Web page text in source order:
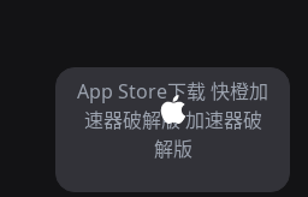
App Store下载 快橙加
速器破解版 加速器破
解版